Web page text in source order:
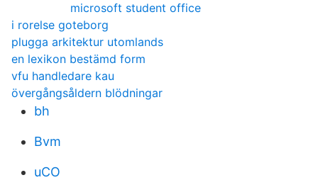
microsoft student office
i rorelse goteborg
plugga arkitektur utomlands
en lexikon bestämd form
vfu handledare kau
övergångsåldern blödningar
bh
Bvm
uCO